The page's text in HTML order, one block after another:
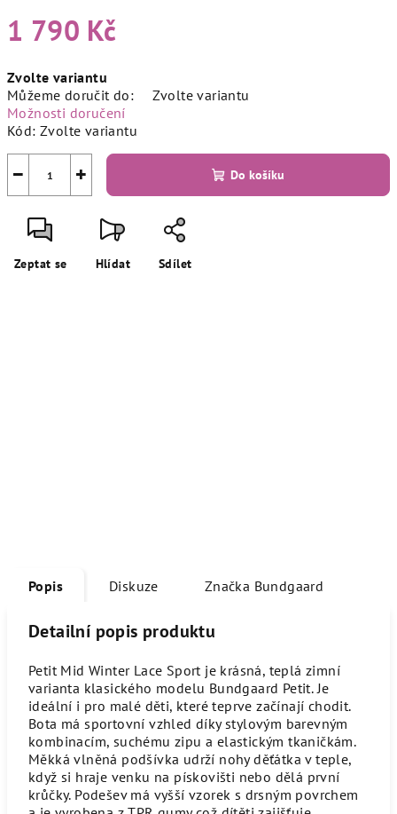
1 790 Kč
cena:
Zvolte variantu
Můžeme doručit do:
Zvolte variantu
Možnosti doručení
Kód: Zvolte variantu
+
− Do košíku
Zeptat se Hlídat Sdílet
Popis Diskuze Značka Bundgaard
Detailní popis produktu
Petit Mid Winter Lace Sport je krásná, teplá zimní
varianta klasického modelu Bundgaard Petit. Je
ideální i pro malé děti, které teprve začínají chodit.
Bota má sportovní vzhled díky stylovým barevným
kombinacím, suchému zipu a elastickým tkaničkám.
Měkká vlněná podšívka udrží nohy děťátka v teple,
když si hraje venku na pískovišti nebo dělá první
krůčky. Podešev má vyšší vzorek s drsným povrchem